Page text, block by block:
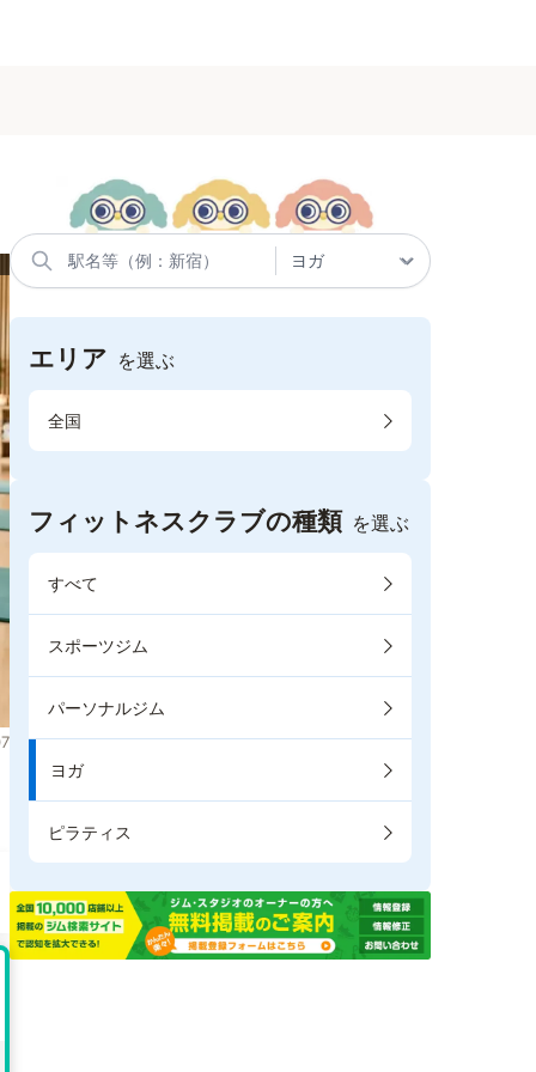
エリア を選ぶ
全国
フィットネスクラブの種類 を選ぶ
すべて
スポーツジム
パーソナルジム
ヨガ
ピラティス